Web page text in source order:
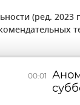
(ред. 2023
00:01